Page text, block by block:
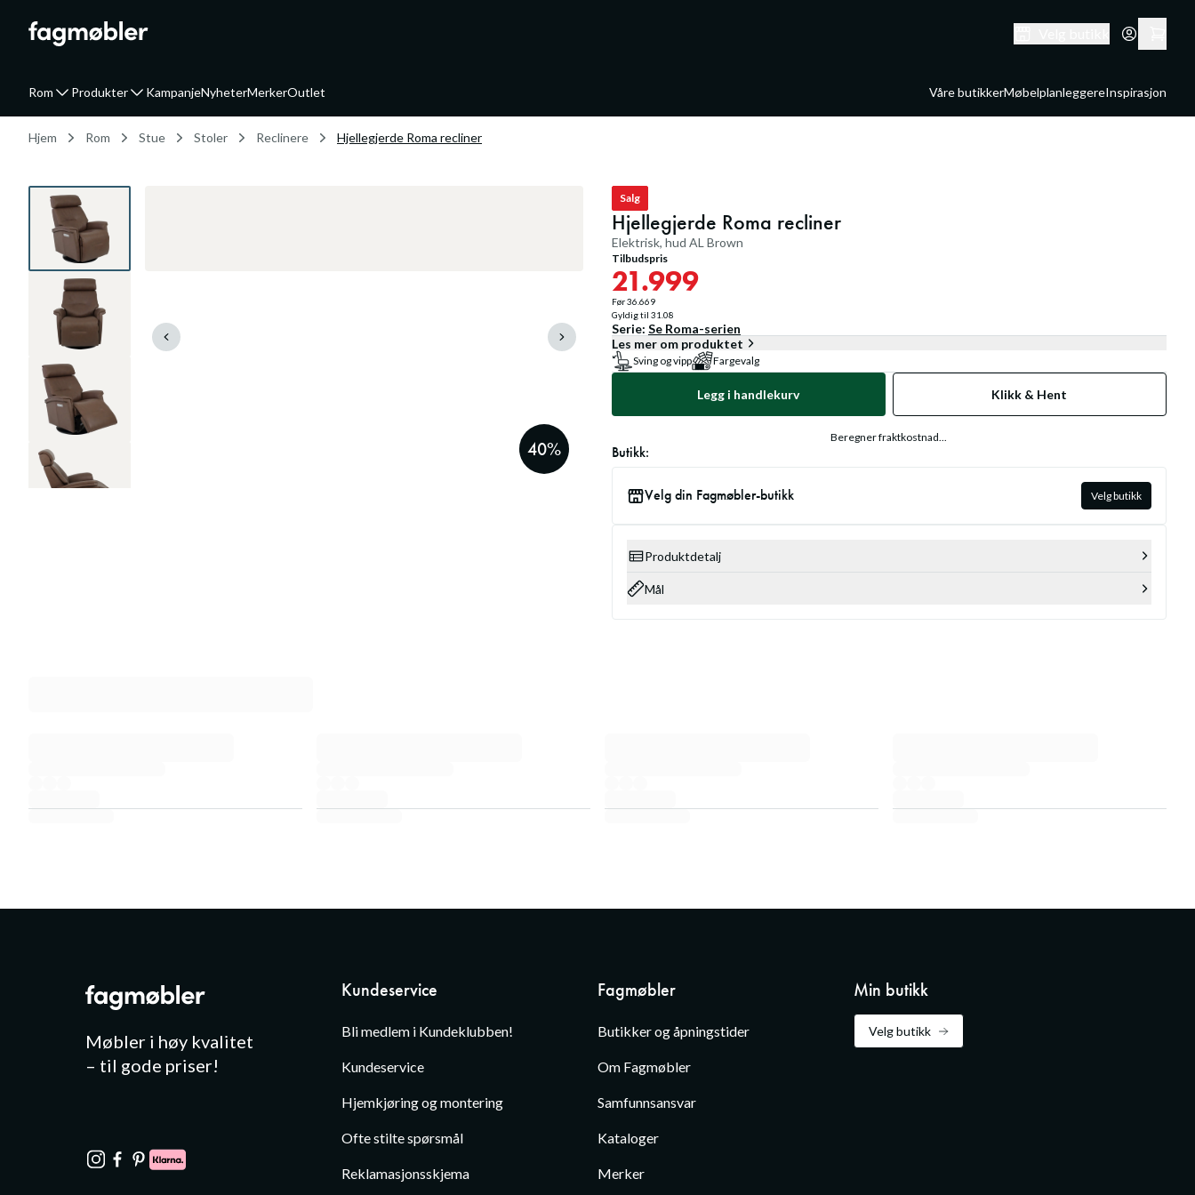
Rom Produkter KampanjeNyheterMerkerOutlet Våre butikkerMøbelplanleggereInspirasjon
Hjem Rom Stue Stoler Reclinere Hjellegjerde Roma recliner
40%
Salg
Hjellegjerde Roma recliner
Elektrisk, hud AL Brown
Tilbudspris
21.999
Før36.669
Gyldig til 31.08
Serie: Se Roma-serien
Les mer om produktet
Sving og vipp Fargevalg
Legg i handlekurv Klikk & Hent
Beregner fraktkostnad...
Butikk:
Velg din Fagmøbler-butikk Velg butikk
Produktdetalj
Mål
Møbler i høy kvalitet
– til gode priser!
Kundeservice
Bli medlem i Kundeklubben!
Kundeservice
Hjemkjøring og montering
Ofte stilte spørsmål
Reklamasjonsskjema
Fagmøbler
Butikker og åpningstider
Om Fagmøbler
Samfunnsansvar
Kataloger
Merker
Min butikk
Velg butikk